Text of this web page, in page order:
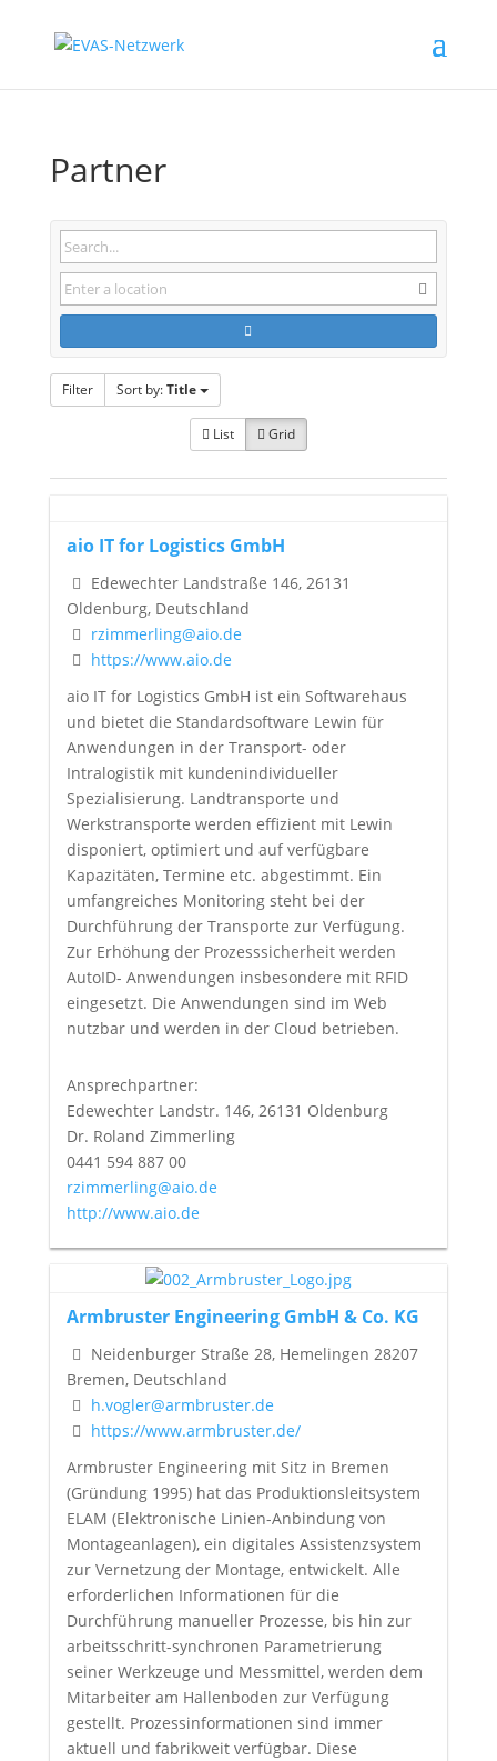
Partner
Filter Sort by:Title
List Grid
aio IT for Logistics GmbH
Edewechter Landstraße 146, 26131
Oldenburg, Deutschland
rzimmerling@aio.de
https://www.aio.de
aio IT for Logistics GmbH ist ein Softwarehaus
und bietet die Standardsoftware Lewin für
Anwendungen in der Transport- oder
Intralogistik mit kundenindividueller
Spezialisierung. Landtransporte und
Werkstransporte werden effizient mit Lewin
disponiert, optimiert und auf verfügbare
Kapazitäten, Termine etc. abgestimmt. Ein
umfangreiches Monitoring steht bei der
Durchführung der Transporte zur Verfügung.
Zur Erhöhung der Prozesssicherheit werden
AutoID- Anwendungen insbesondere mit RFID
eingesetzt. Die Anwendungen sind im Web
nutzbar und werden in der Cloud betrieben.
Ansprechpartner:
Edewechter Landstr. 146, 26131 Oldenburg
Dr. Roland Zimmerling
0441 594 887 00
rzimmerling@aio.de
http://www.aio.de
Armbruster Engineering GmbH & Co. KG
Neidenburger Straße 28, Hemelingen 28207
Bremen, Deutschland
h.vogler@armbruster.de
https://www.armbruster.de/
Armbruster Engineering mit Sitz in Bremen
(Gründung 1995) hat das Produktionsleitsystem
ELAM (Elektronische Linien-Anbindung von
Montageanlagen), ein digitales Assistenzsystem
zur Vernetzung der Montage, entwickelt. Alle
erforderlichen Informationen für die
Durchführung manueller Prozesse, bis hin zur
arbeitsschritt-synchronen Parametrierung
seiner Werkzeuge und Messmittel, werden dem
Mitarbeiter am Hallenboden zur Verfügung
gestellt. Prozessinformationen sind immer
aktuell und fabrikweit verfügbar. Diese